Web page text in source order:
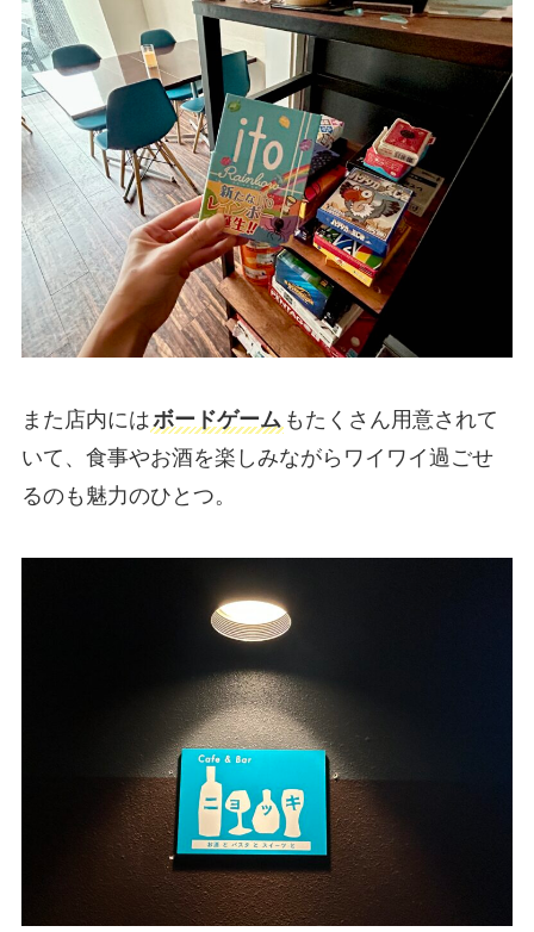
また店内にはボードゲーム もたくさん用意されて
いて、食事やお酒を楽しみながらワイワイ過ごせ
るのも魅力のひとつ。